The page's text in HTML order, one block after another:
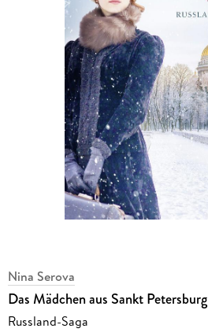
Nina Serova
Das Mädchen aus Sankt Petersburg
Russland-Saga